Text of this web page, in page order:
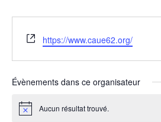
Site
web
https://www.caue62.org/
Évènements dans ce organisateur
Notice Aucun résultat trouvé.